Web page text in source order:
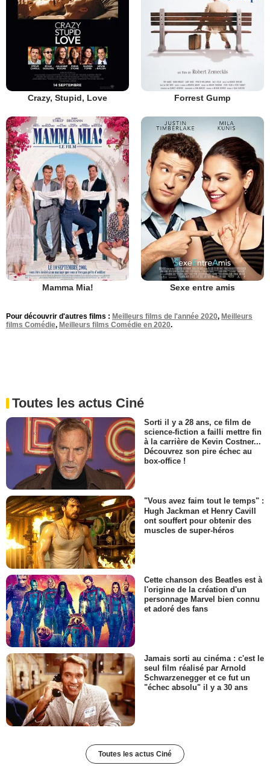
Crazy, Stupid, Love Forrest Gump
Mamma Mia! Sexe entre amis
Pour découvrir d'autres films : Meilleurs films de l'année 2020, Meilleurs
films Comédie, Meilleurs films Comédie en 2020.
Toutes les actus Ciné
Sorti il y a 28 ans, ce film de
science-fiction a failli mettre fin
à la carrière de Kevin Costner...
Découvrez son pire échec au
box-office !
"Vous avez faim tout le temps" :
Hugh Jackman et Henry Cavill
ont souffert pour obtenir des
muscles de super-héros
Cette chanson des Beatles est à
l'origine de la création d'un
personnage Marvel bien connu
et adoré des fans
Jamais sorti au cinéma : c'est le
seul film réalisé par Arnold
Schwarzenegger et ce fut un
"échec absolu" il y a 30 ans
Toutes les actus Ciné